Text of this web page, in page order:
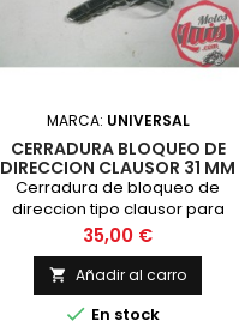
MARCA: UNIVERSAL
CERRADURA BLOQUEO DE
DIRECCION CLAUSOR 31 MM
(CORTA)
Cerradura de bloqueo de
direccion tipo clausor para
Bultaco, Montesa, OSSA y
Puch, largo de 31 mm
Precio
35,00 €
 Añadir al carro
 En stock